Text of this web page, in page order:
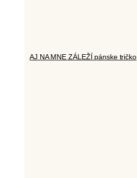
AJ NA MNE ZÁLEŽÍ pánske tričko